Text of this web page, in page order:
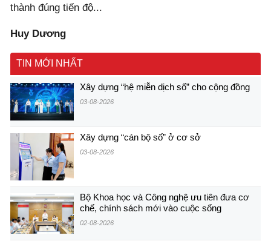
thành đúng tiến độ...
Huy Dương
TIN MỚI NHẤT
Xây dựng “hệ miễn dịch số” cho cộng đồng
03-08-2026
Xây dựng “cán bộ số” ở cơ sở
03-08-2026
Bộ Khoa học và Công nghệ ưu tiên đưa cơ
chế, chính sách mới vào cuộc sống
02-08-2026